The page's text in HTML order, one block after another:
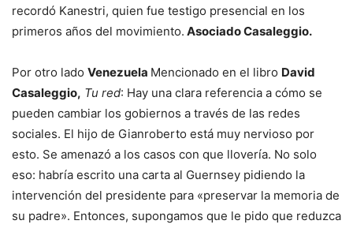
recordó Kanestri, quien fue testigo presencial en los
primeros años del movimiento. Asociado Casaleggio.
Por otro lado Venezuela Mencionado en el libro David
Casaleggio, Tu red: Hay una clara referencia a cómo se
pueden cambiar los gobiernos a través de las redes
sociales. El hijo de Gianroberto está muy nervioso por
esto. Se amenazó a los casos con que llovería. No solo
eso: habría escrito una carta al Guernsey pidiendo la
intervención del presidente para «preservar la memoria de
su padre». Entonces, supongamos que le pido que reduzca